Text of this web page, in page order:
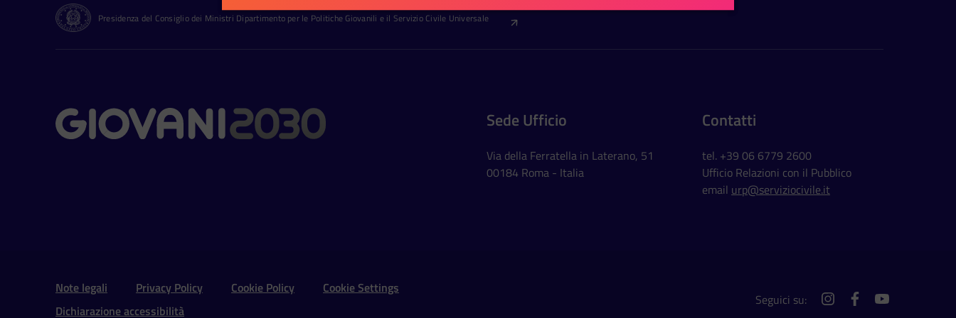
Presidenza del Consiglio dei Ministri Dipartimento per le Politiche Giovanili e il Servizio Civile Universale
Contatti Sede Ufficio
Via della Ferratella in Laterano, 51
00184 Roma - Italia
Contatti
tel. +39 06 6779 2600
Ufficio Relazioni con il Pubblico
email urp@serviziocivile.it
Sezione Link Utili e Social Networks
Note legali Privacy Policy Cookie Policy
Cookie Settings
Dichiarazione accessibilità
Seguici su: instagramfacebookyoutube